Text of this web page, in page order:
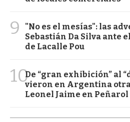
9
"No es el mesías": las
Sebastián Da Silva ante
de Lacalle Pou
10De “gran exhibición” al
vieron en Argentina
Leonel Jaime en Peñarol